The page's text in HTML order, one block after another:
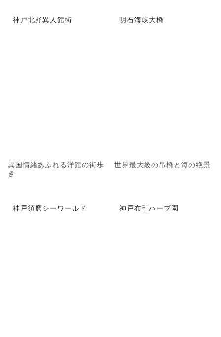
神戸北野異人館街
異国情緒あふれる洋館の街歩
き
明石海峡大橋
世界最大級の吊橋と海の絶景
神戸須磨シーワールド 神戸布引ハーブ園